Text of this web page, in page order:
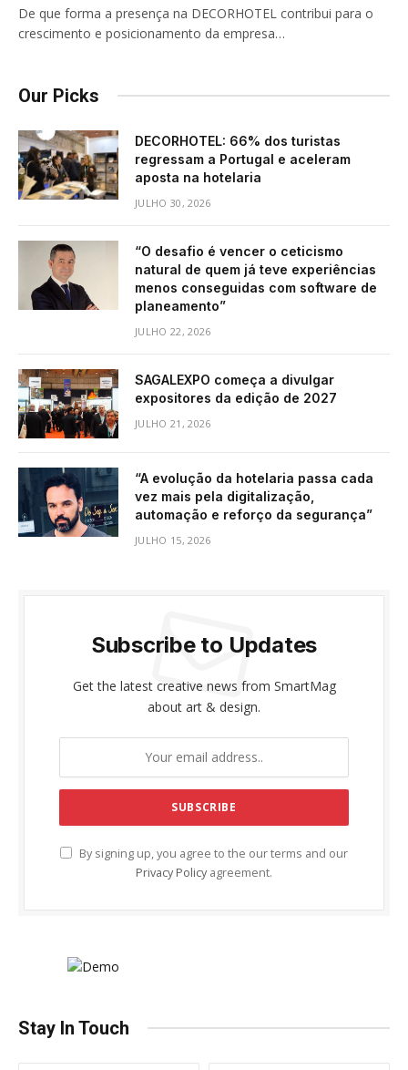
De que forma a presença na DECORHOTEL contribui para o
crescimento e posicionamento da empresa…
Our Picks
DECORHOTEL: 66% dos turistas
regressam a Portugal e aceleram
aposta na hotelaria
JULHO 30, 2026
“O desafio é vencer o ceticismo
natural de quem já teve experiências
menos conseguidas com software de
planeamento”
JULHO 22, 2026
SAGALEXPO começa a divulgar
expositores da edição de 2027
JULHO 21, 2026
“A evolução da hotelaria passa cada
vez mais pela digitalização,
automação e reforço da segurança”
JULHO 15, 2026
Subscribe to Updates
Get the latest creative news from SmartMag
about art & design.
By signing up, you agree to the our terms and our
Privacy Policy agreement.
Stay In Touch